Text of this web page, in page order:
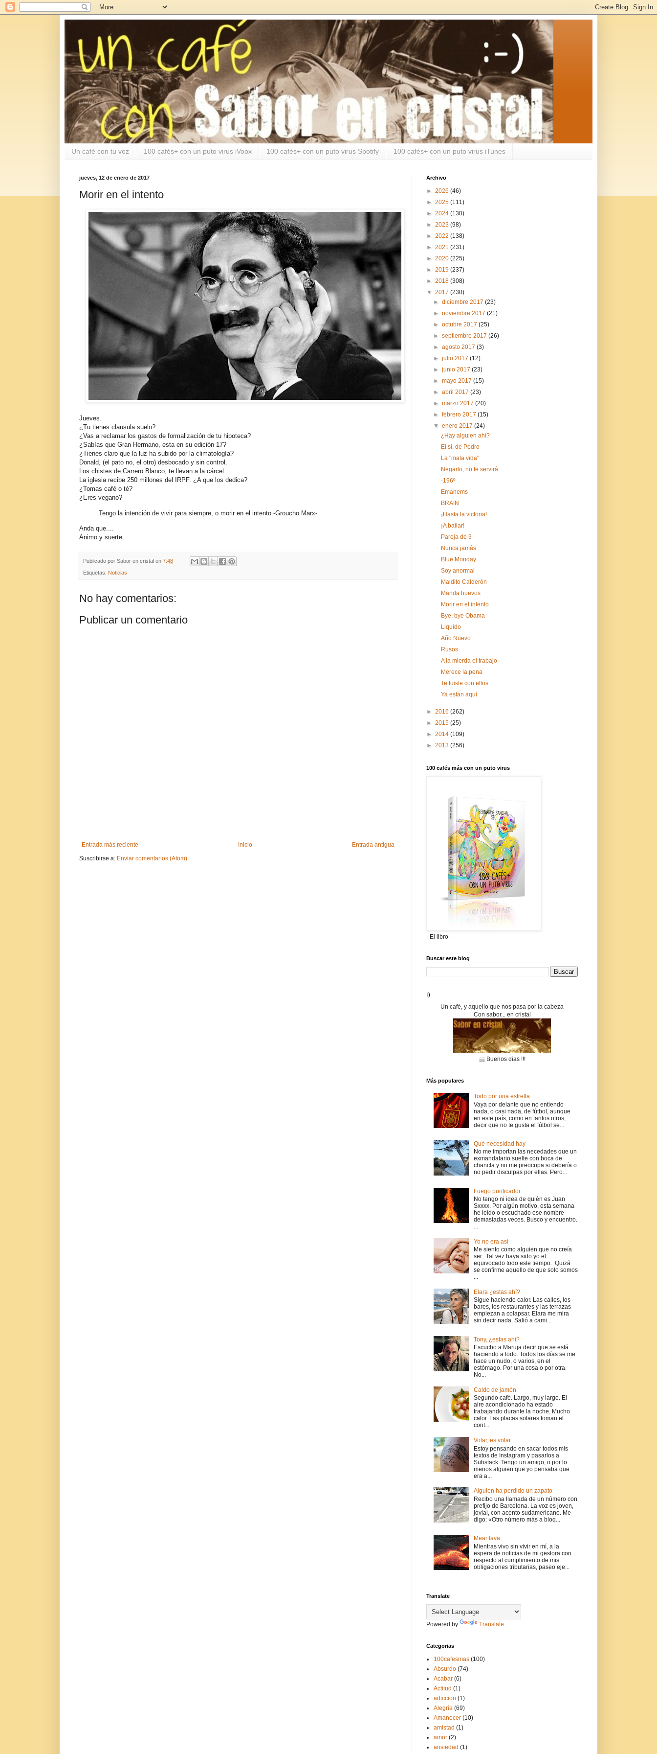
Un café con tu voz 100 cafés+ con un puto virus iVoox 100 cafés+ con un puto virus Spotify 100 cafés+ con un puto virus iTunes
jueves, 12 de enero de 2017
Morir en el intento
Jueves.
¿Tu tienes clausula suelo?
¿Vas a reclamar los gastos de formalización de tu hipoteca?
¿Sabías que Gran Hermano, esta en su edición 17?
¿Tienes claro que la luz ha subido por la climatología?
Donald, (el pato no, el otro) desbocado y sin control.
Los chistes de Carrero Blanco, te llevan a la cárcel.
La iglesia recibe 250 millones del IRPF. ¿A que los dedica?
¿Tomas café o té?
¿Eres vegano?
Tengo la intención de vivir para siempre, o morir en el intento. -Groucho Marx-
Anda que....
Animo y suerte.
Publicado por Sabor en cristal en 7:48
Etiquetas: Noticias
No hay comentarios:
Publicar un comentario
Entrada más reciente Entrada antigua
Inicio
Suscribirse a: Enviar comentarios (Atom)
Archivo
► 2026 (46)
► 2025 (111)
► 2024 (130)
► 2023 (98)
► 2022 (138)
► 2021 (231)
► 2020 (225)
► 2019 (237)
► 2018 (308)
▼ 2017 (230)
►diciembre 2017(23)
►noviembre 2017(21)
►octubre 2017(25)
►septiembre 2017(26)
►agosto 2017(3)
►julio 2017(12)
►junio 2017(23)
►mayo 2017(15)
►abril 2017(23)
►marzo 2017(20)
►febrero 2017(15)
▼enero 2017(24)
¿Hay alguien ahí?
El si, de Pedro
La "mala vida"
Negarlo, no te servirá
-196º
Emanems
BRAIN
¡Hasta la victoria!
¡A bailar!
Pareja de 3
Nunca jamás
Blue Monday
Soy anormal
Maldito Calderón
Manda huevos
Morir en el intento
Bye, bye Obama
Liquido
Año Nuevo
Rusos
A la mierda el trabajo
Merece la pena
Te fuiste con ellos
Ya están aquí
► 2016 (262)
► 2015 (25)
► 2014 (109)
► 2013 (256)
100 cafés más con un puto virus
- El libro -
Buscar este blog
:)
Un café, y aquello que nos pasa por la cabeza
Con sabor... en cristal
¡¡¡ Buenos dias !!!
Más populares
Todo por una estrella
Vaya por delante que no entiendo
nada, o casi nada, de fútbol, aunque
en este país, como en tantos otros,
decir que no te gusta el fútbol se...
Qué necesidad hay
No me importan las necedades que un
exmandatario suelte con boca de
chancla y no me preocupa si debería o
no pedir disculpas por ellas. Pero...
Fuego purificador
No tengo ni idea de quién es Juan
Sxxxx. Por algún motivo, esta semana
he leído o escuchado ese nombre
demasiadas veces. Busco y encuentro.
...
Yo no era así
Me siento como alguien que no creía
ser. Tal vez haya sido yo el
equivocado todo este tiempo. Quizá
se confirme aquello de que solo somos
...
Elara ¿estas ahí?
Sigue haciendo calor. Las calles, los
bares, los restaurantes y las terrazas
empiezan a colapsar. Elara me mira
sin decir nada. Salió a cami...
Tony, ¿estas ahí?
Escucho a Maruja decir que se está
haciendo a todo. Todos los días se me
hace un nudo, o varios, en el
estómago. Por una cosa o por otra.
No...
Caldo de jamón
Segundo café. Largo, muy largo. El
aire acondicionado ha estado
trabajando durante la noche. Mucho
calor. Las placas solares toman el
cont...
Volar, es volar
Estoy pensando en sacar todos mis
textos de Instagram y pasarlos a
Substack. Tengo un amigo, o por lo
menos alguien que yo pensaba que
era a...
Alguien ha perdido un zapato
Recibo una llamada de un número con
prefijo de Barcelona. La voz es joven,
jovial, con acento sudamericano. Me
digo: «Otro número más a bloq...
Mear lava
Mientras vivo sin vivir en mí, a la
espera de noticias de mi gestora con
respecto al cumplimiento de mis
obligaciones tributarias, paseo eje...
Translate
Powered by Translate
Categorias
100cafesmas (100)
Absurdo (74)
Acabar (6)
Actitud (1)
adiccion (1)
Alegría (69)
Amanecer (10)
amistad (1)
amor (2)
ansiedad (1)